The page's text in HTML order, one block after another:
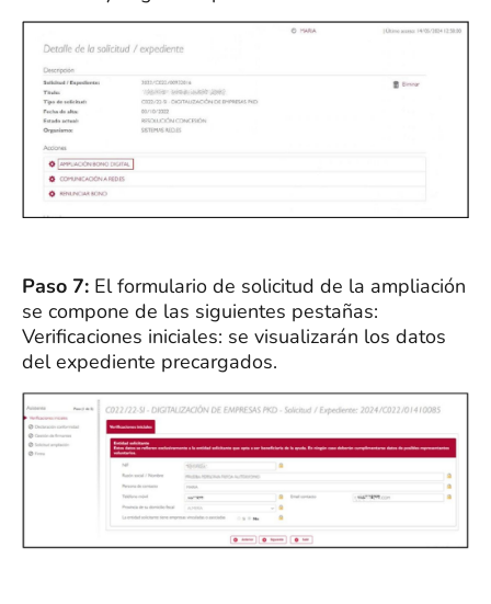
Paso 7: El formulario de solicitud de la ampliación
se compone de las siguientes pestañas:
Verificaciones iniciales: se visualizarán los datos
del expediente precargados.